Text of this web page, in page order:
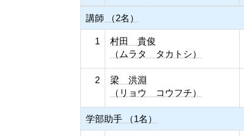
講師 （2名）
1
村田 貴俊
（ムラタ タカトシ）
2
梁 洪淵
（リョウ コウフチ）
学部助手 （1名）